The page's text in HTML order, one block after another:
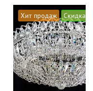
Хит продаж Скидка